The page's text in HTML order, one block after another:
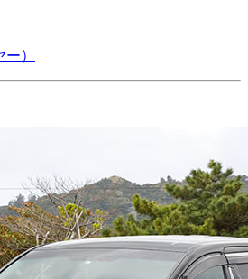
）